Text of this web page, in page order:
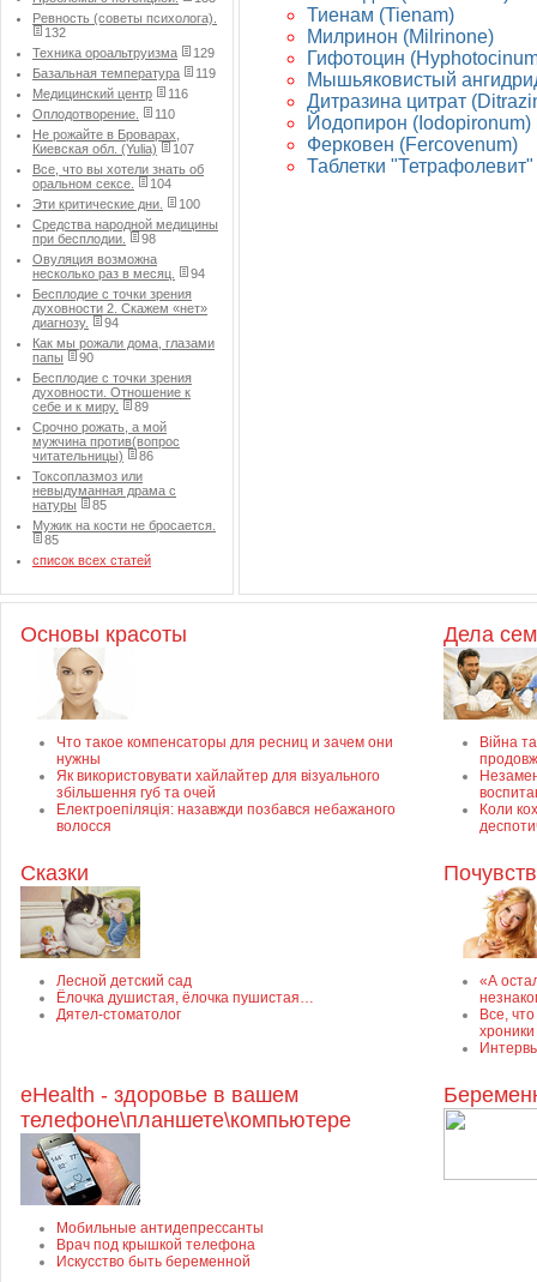
Ревность (советы психолога).
132
Техника ороальтруизма
129
Базальная температура
119
Медицинский центр
116
Оплодотворение.
110
Не рожайте в Броварах,
Киевская обл. (Yulia)
107
Все, что вы хотели знать об
оральном сексе.
104
Эти критические дни.
100
Средства народной медицины
при бесплодии.
98
Овуляция возможна
несколько раз в месяц.
94
Бесплодие с точки зрения
духовности 2. Скажем «нет»
диагнозу.
94
Как мы рожали дома, глазами
папы
90
Бесплодие с точки зрения
духовности. Отношение к
себе и к миру.
89
Срочно рожать, а мой
мужчина против(вопрос
читательницы)
86
Токсоплазмоз или
невыдуманная драма с
натуры
85
Мужик на кости не бросается.
85
список всех статей
Тиенам (Tienam)
Милринон (Milrinone)
Гифотоцин
Мышьяковистый
Дитразина цитрат
Йодопирон (Iodopironum)
Ферковен (Fercovenum)
Таблетки
Основы красоты
Что такое компенсаторы для ресниц и зачем они
нужны
Як використовувати хайлайтер для візуального
збільшення губ та очей
Електроепіляція: назавжди позбався небажаного
волосся
Дела
Війна
Коли
Сказки
Лесной детский сад
Ёлочка душистая, ёлочка пушистая…
Дятел-стоматолог
«А
Все,
eHealth - здоровье в вашем
телефоне\планшете\компьютере
Мобильные антидепрессанты
Врач под крышкой телефона
Искусство быть беременной